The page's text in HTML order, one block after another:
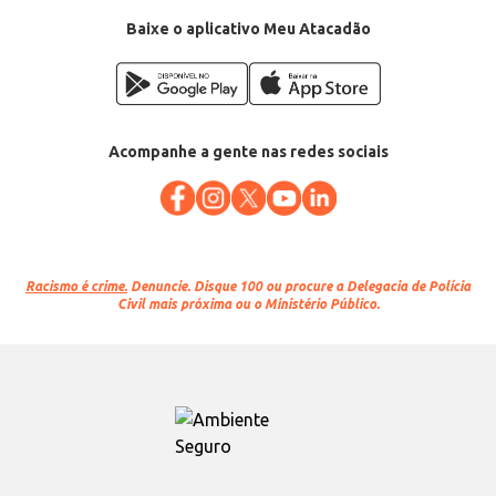
Baixe o aplicativo Meu Atacadão
Acompanhe a gente nas redes sociais
Racismo é crime. Denuncie. Disque 100 ou procure a Delegacia de Polícia
Civil mais próxima ou o Ministério Público.